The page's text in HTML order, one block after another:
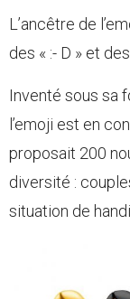
L’ancêtre de
des « :- D » et
Inventé sous sa
l’emoji est en
proposait 200
diversité :
situation de